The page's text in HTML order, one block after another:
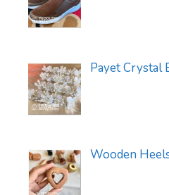
Payet Crystal
Wooden